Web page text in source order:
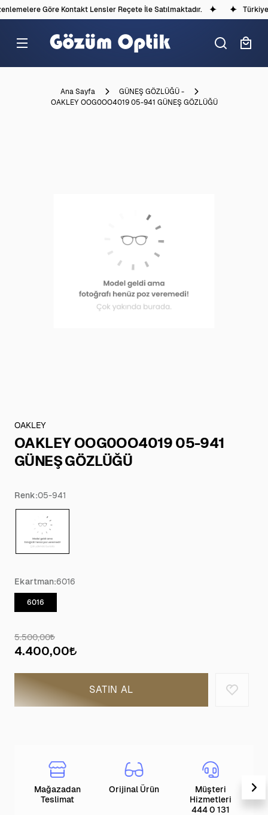
Göre Kontakt Lensler Reçete İle Satılmaktadır.
Ana Sayfa
GÜNEŞ GÖZLÜĞÜ -
OAKLEY OOG0OO4019 05-941 GÜNEŞ GÖZLÜĞÜ
OAKLEY
OAKLEY OOG0OO4019 05-941
GÜNEŞ GÖZLÜĞÜ
Renk:05-941
Ekartman:6016
6016
5.500,00
4.400,00
SATIN AL
Mağazadan
Teslimat
Orijinal Ürün
Müşteri
Hizmetleri
444 0 131